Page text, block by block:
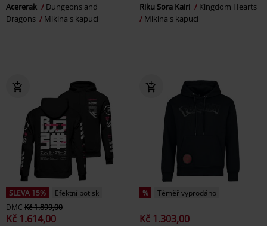
Acererak
Dungeons and
Dragons
Mikina s kapucí
Riku Sora Kairi
Kingdom Hearts
Mikina s kapucí
SLEVA 15%
Efektní potisk
DMC Kč 1.899,00
Kč 1.614,00
% Téměř vyprodáno
Kč 1.303,00